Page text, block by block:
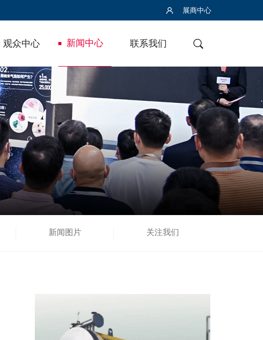
展商中心
观众中心 新闻中心 联系我们
新闻图片 关注我们